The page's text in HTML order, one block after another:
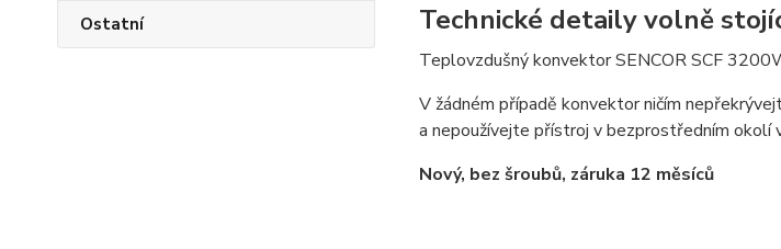
Ostatní Technické detaily volně
Teplovzdušný konvektor SENCOR SCF
V žádném případě konvektor ničím
a nepoužívejte přístroj v bezprostředním okolí
Nový, bez šroubů, záruka 12 měsíců